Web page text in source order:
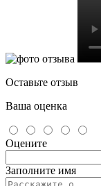
Оставьте отзыв
Ваша оценка
Оцените
Заполните имя